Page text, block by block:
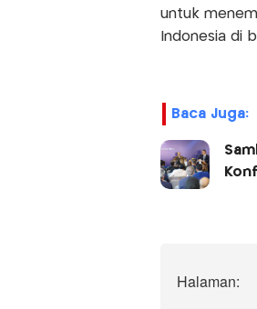
untuk
Indonesia di
Baca Juga:
Halaman: